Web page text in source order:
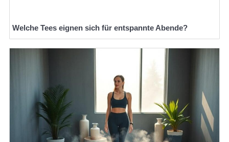
Welche Tees eignen sich für entspannte Abende?